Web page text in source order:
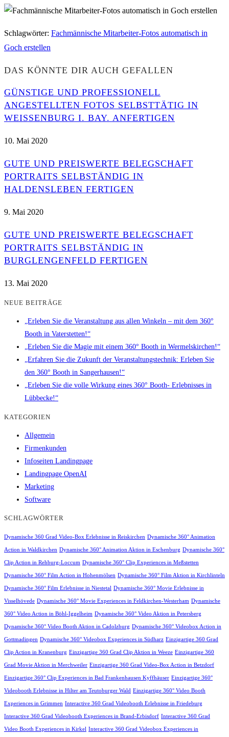
Schlagwörter: Fachmännische Mitarbeiter-Fotos automatisch in
Goch erstellen
DAS KÖNNTE DIR AUCH GEFALLEN
GÜNSTIGE UND PROFESSIONELL
ANGESTELLTEN FOTOS SELBSTTÄTIG IN
WEISSENBURG I. BAY. ANFERTIGEN
10. Mai 2020
GUTE UND PREISWERTE BELEGSCHAFT
PORTRAITS SELBSTÄNDIG IN
HALDENSLEBEN FERTIGEN
9. Mai 2020
GUTE UND PREISWERTE BELEGSCHAFT
PORTRAITS SELBSTÄNDIG IN
BURGLENGENFELD FERTIGEN
13. Mai 2020
NEUE BEITRÄGE
„Erleben Sie die Veranstaltung aus allen Winkeln – mit dem 360°
Booth in Vaterstetten!“
„Erleben Sie die Magie mit einem 360° Booth in Wermelskirchen!“
„Erfahren Sie die Zukunft der Veranstaltungstechnik: Erleben Sie
den 360° Booth in Sangerhausen!“
„Erleben Sie die volle Wirkung eines 360° Booth- Erlebnisses in
Lübbecke!“
KATEGORIEN
Allgemein
Firmenkunden
Infoseiten Landingpage
Landingpage OpenAI
Marketing
Software
SCHLAGWÖRTER
Dynamische 360 Grad Video-Box Erlebnisse in Reiskirchen Dynamische 360° Animation
Action in Waldkirchen Dynamische 360° Animation Aktion in Eschenburg Dynamische 360°
Clip Action in Rehburg-Loccum Dynamische 360° Clip Experiences in Meßstetten
Dynamische 360° Film Action in Hohenmölsen Dynamische 360° Film Aktion in Kirchlinteln
Dynamische 360° Film Erlebnisse in Niestetal Dynamische 360° Movie Erlebnisse in
Visselhövede Dynamische 360° Movie Experiences in Feldkirchen-Westerham Dynamische
360° Video Action in Böhl-Iggelheim Dynamische 360° Video Aktion in Petersberg
Dynamische 360° Video Booth Aktion in Cadolzburg Dynamische 360° Videobox Action in
Gottmadingen Dynamische 360° Videobox Experiences in Südharz Einzigartige 360 Grad
Clip Action in Kranenburg Einzigartige 360 Grad Clip Aktion in Weeze Einzigartige 360
Grad Movie Aktion in Merchweiler Einzigartige 360 Grad Video-Box Action in Betzdorf
Einzigartige 360° Clip Experiences in Bad Frankenhausen Kyffhäuser Einzigartige 360°
Videobooth Erlebnisse in Hilter am Teutoburger Wald Einzigartige 360° Video Booth
Experiences in Grimmen Interactive 360 Grad Videobooth Erlebnisse in Friedeburg
Interactive 360 Grad Videobooth Experiences in Brand-Erbisdorf Interactive 360 Grad
Video Booth Experiences in Kirkel Interactive 360 Grad Videobox Experiences in